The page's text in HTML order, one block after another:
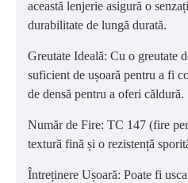
această lenjerie asigură o
durabilitate de lungă durată.
Greutate Ideală: Cu o greutate
suficient de ușoară pentru a fi
de densă pentru a oferi căldură.
Număr de Fire: TC 147 (fire
textură fină și o rezistență
Întreținere Ușoară: Poate fi